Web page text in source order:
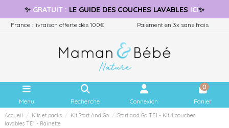
✨ GRATUIT: LE GUIDE DES COUCHES LAVABLES ICI✨
France : livraison offerte dès 100€ Paiement en 3x sans frais
Menu Recherche Connexion
0
Panier
Accueil Kits et packs Kit Start And Go
Start and Go TE1 - Kit 4 couches
lavables TE1 - Rainette